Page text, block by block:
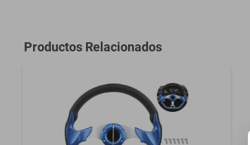
Modelo
Productos Relacionados